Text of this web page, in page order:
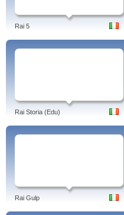
Rai 5
Rai Storia (Edu)
Rai Gulp